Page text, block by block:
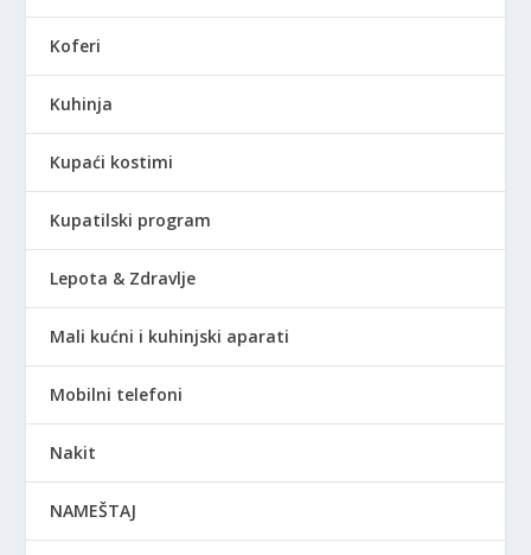
Koferi
Kuhinja
Kupaći kostimi
Kupatilski program
Lepota & Zdravlje
Mali kućni i kuhinjski aparati
Mobilni telefoni
Nakit
NAMEŠTAJ